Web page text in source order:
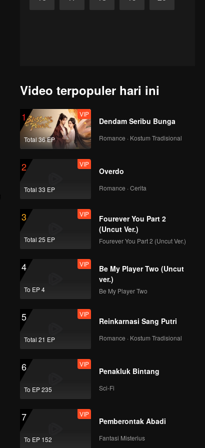
Video terpopuler hari ini
1
Total 36 EP
VIP
Dendam Seribu Bunga
Romance · Kostum Tradisional
2
Total 33 EP
VIP
Overdo
Romance · Cerita
3
Total 25 EP
VIP
Fourever You Part 2
(Uncut Ver.)
Fourever You Part 2 (Uncut Ver.)
4
To EP 4
VIP
Be My Player Two (Uncut
ver.)
Be My Player Two
5
Total 21 EP
VIP
Reinkarnasi Sang Putri
Romance · Kostum Tradisional
6
To EP 235
VIP
Penakluk Bintang
Sci-Fi
7
To EP 152
VIP
Pemberontak Abadi
Fantasi Misterius